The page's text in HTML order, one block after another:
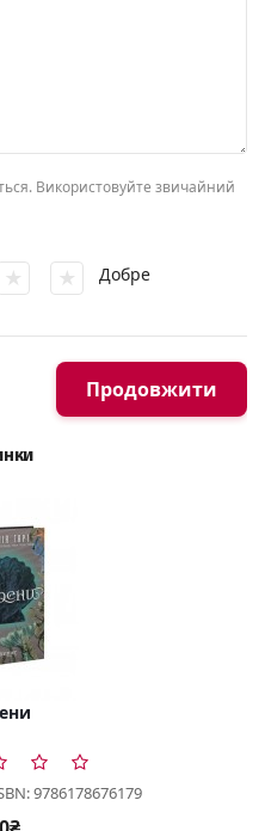
Використовуйте звичайний
Добре
Продовжити
9786178676179